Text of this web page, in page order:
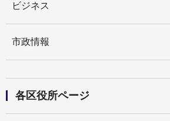
ビジネス
市政情報
各区役所ページ